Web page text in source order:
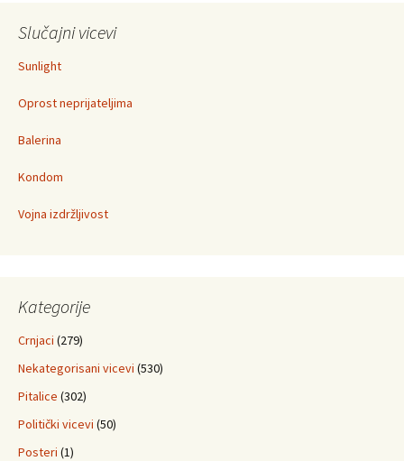
Slučajni vicevi
Sunlight
Oprost neprijateljima
Balerina
Kondom
Vojna izdržljivost
Kategorije
Crnjaci (279)
Nekategorisani vicevi (530)
Pitalice (302)
Politički vicevi (50)
Posteri (1)